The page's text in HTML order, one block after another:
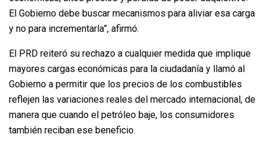
El Gobierno debe buscar mecanismos para aliviar esa carga
y no para incrementarla”, afirmó.
El PRD reiteró su rechazo a cualquier medida que implique
mayores cargas económicas para la ciudadanía y llamó al
Gobierno a permitir que los precios de los combustibles
reflejen las variaciones reales del mercado internacional, de
manera que cuando el petróleo baje, los consumidores
también reciban ese beneficio.